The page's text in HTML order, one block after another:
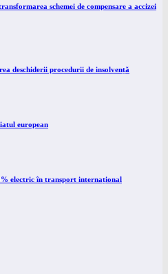
schemei de compensare a accizei
deschiderii procedurii de insolvență
european
electric în transport internațional